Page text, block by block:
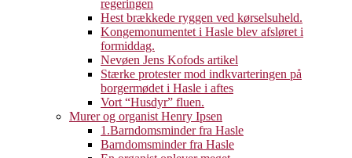
regeringen
Hest brækkede ryggen ved kørselsuheld.
Kongemonumentet i Hasle blev afsløret i
formiddag.
Nevøen Jens Kofods artikel
Stærke protester mod indkvarteringen på
borgermødet i Hasle i aftes
Vort “Husdyr” fluen.
Murer og organist Henry Ipsen
1.Barndomsminder fra Hasle
Barndomsminder fra Hasle